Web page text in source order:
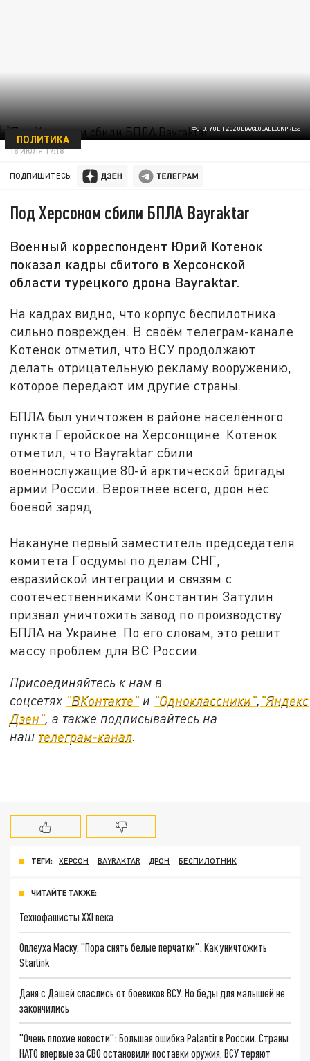
ФОТО: YULII ZOZULIA/GLOBALLOOKPRESS
ПОЛИТИКА
18 ИЮЛЯ 17:18
ПОДПИШИТЕСЬ:
Под Херсоном сбили БПЛА Bayraktar
Военный корреспондент Юрий Котенок
показал кадры сбитого в Херсонской
области турецкого дрона Bayraktar.
На кадрах видно, что корпус беспилотника
сильно повреждён. В своём телеграм-канале
Котенок отметил, что ВСУ продолжают
делать отрицательную рекламу вооружению,
которое передают им другие страны.
БПЛА был уничтожен в районе населённого
пункта Геройское на Херсонщине. Котенок
отметил, что Bayraktar сбили
военнослужащие 80-й арктической бригады
армии России. Вероятнее всего, дрон нёс
боевой заряд.
Накануне первый заместитель председателя
комитета Госдумы по делам СНГ,
евразийской интеграции и связям с
соотечественниками Константин Затулин
призвал уничтожить завод по производству
БПЛА на Украине. По его словам, это решит
массу проблем для ВС России.
Присоединяйтесь к нам в
соцсетях "ВКонтакте" и "Одноклассники", "Яндекс
Дзен", а также подписывайтесь на
наш телеграм-канал.
ТЕГИ: ХЕРСОН BAYRAKTAR ДРОН БЕСПИЛОТНИК
ЧИТАЙТЕ ТАКЖЕ:
Технофашисты XXI века
Оплеуха Маску. "Пора снять белые перчатки": Как уничтожить
Starlink
Даня с Дашей спаслись от боевиков ВСУ. Но беды для малышей не
закончились
"Очень плохие новости": Большая ошибка Palantir в России. Страны
НАТО впервые за СВО остановили поставки оружия. ВСУ теряют